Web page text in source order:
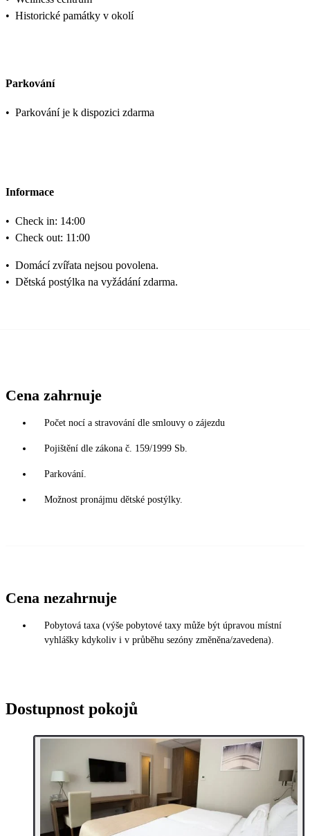
• Historické památky v okolí
Parkování
• Parkování je k dispozici zdarma
Informace
• Check in: 14:00
• Check out: 11:00
• Domácí zvířata nejsou povolena.
• Dětská postýlka na vyžádání zdarma.
Cena zahrnuje
Počet nocí a stravování dle smlouvy o zájezdu
Pojištění dle zákona č. 159/1999 Sb.
Parkování.
Možnost pronájmu dětské postýlky.
Cena nezahrnuje
Pobytová taxa (výše pobytové taxy může být úpravou místní
vyhlášky kdykoliv i v průběhu sezóny změněna/zavedena).
Dostupnost pokojů